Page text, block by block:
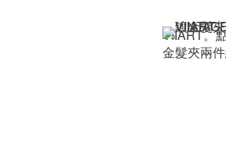
VIIART。
金髮夾兩